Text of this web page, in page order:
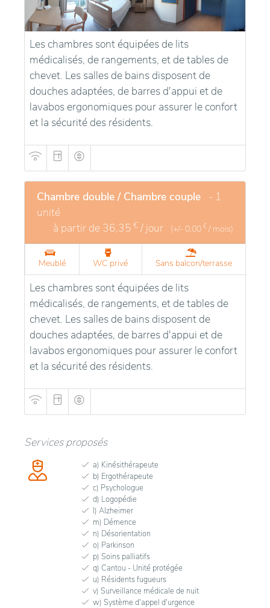
Les chambres sont équipées de lits
médicalisés, de rangements, et de tables de
chevet. Les salles de bains disposent de
douches adaptées, de barres d'appui et de
lavabos ergonomiques pour assurer le confort
et la sécurité des résidents.
Chambre double / Chambre couple - 1
unité
à partir de 36,35 € / jour (+/- 0,00 € / mois)
Meublé WC privé Sans balcon/terrasse
Les chambres sont équipées de lits
médicalisés, de rangements, et de tables de
chevet. Les salles de bains disposent de
douches adaptées, de barres d'appui et de
lavabos ergonomiques pour assurer le confort
et la sécurité des résidents.
Services proposés
a) Kinésithérapeute
b) Ergothérapeute
c) Psychologue
d) Logopédie
l) Alzheimer
m) Démence
n) Désorientation
o) Parkinson
p) Soins palliatifs
q) Cantou - Unité protégée
u) Résidents fugueurs
v) Surveillance médicale de nuit
w) Système d'appel d'urgence